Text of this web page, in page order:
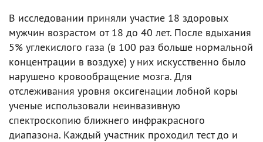
В исследовании приняли участие 18 здоровых
мужчин возрастом от 18 до 40 лет. После вдыхания
5% углекислого газа (в 100 раз больше нормальной
концентрации в воздухе) у них искусственно было
нарушено кровообращение мозга. Для
отслеживания уровня оксигенации лобной коры
ученые использовали неинвазивную
спектроскопию ближнего инфракрасного
диапазона. Каждый участник проходил тест до и